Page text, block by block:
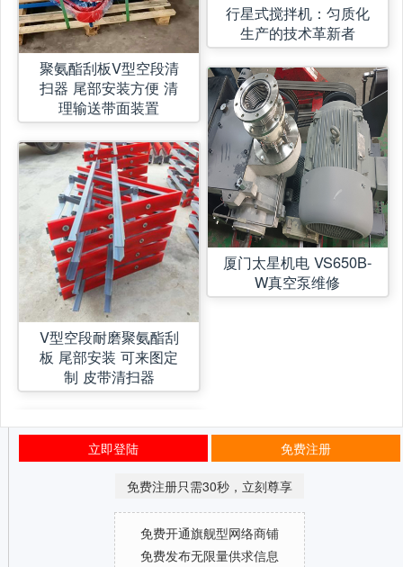
聚氨酯刮板V型空段清
扫器 尾部安装方便 清
理输送带面装置
V型空段耐磨聚氨酯刮
板 尾部安装 可来图定
制 皮带清扫器
行星式搅拌机：匀质化
生产的技术革新者
厦门太星机电 VS650B-
W真空泵维修
立即登陆 免费注册
免费注册只需30秒，立刻尊享
免费开通旗舰型网络商铺
免费发布无限量供求信息